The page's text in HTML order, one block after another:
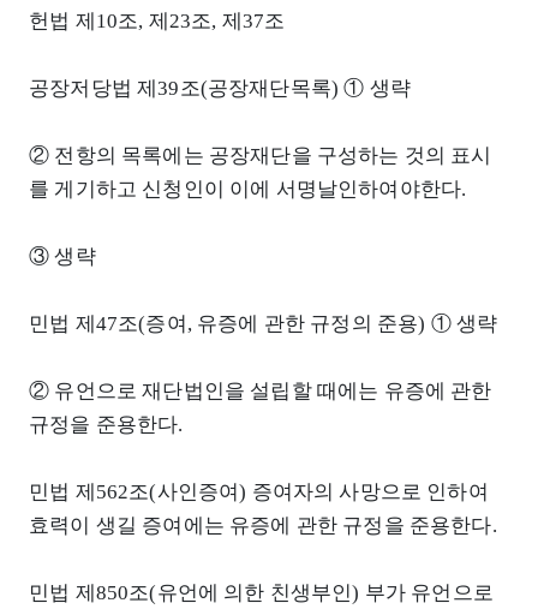
헌법 제10조, 제23조, 제37조
공장저당법 제39조(공장재단목록) ① 생략
② 전항의 목록에는 공장재단을 구성하는 것의 표시
를 게기하고 신청인이 이에 서명날인하여야한다.
③ 생략
민법 제47조(증여, 유증에 관한 규정의 준용) ① 생략
② 유언으로 재단법인을 설립할 때에는 유증에 관한
규정을 준용한다.
민법 제562조(사인증여) 증여자의 사망으로 인하여
효력이 생길 증여에는 유증에 관한 규정을 준용한다.
민법 제850조(유언에 의한 친생부인) 부가 유언으로